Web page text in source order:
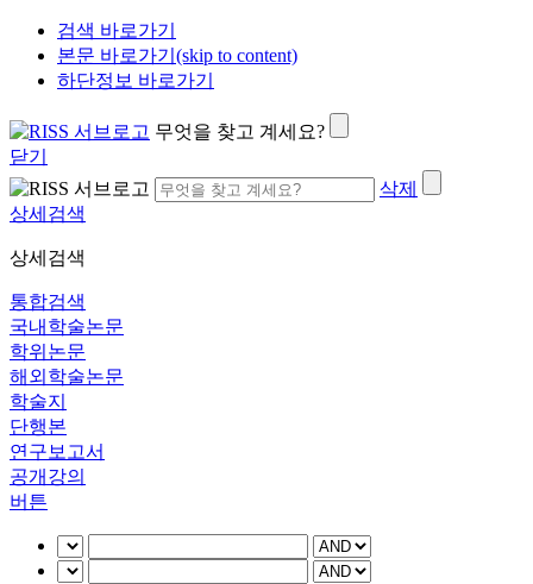
검색 바로가기
본문 바로가기(skip to content)
하단정보 바로가기
무엇을 찾고 계세요?
닫기
삭제
상세검색
상세검색
통합검색
국내학술논문
학위논문
해외학술논문
학술지
단행본
연구보고서
공개강의
버튼